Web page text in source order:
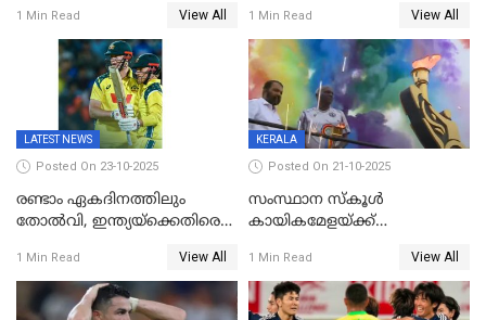
മുൻനായകരുടെ മികവിൽ
ഓസീസിനെതിരെ ഉജ്ജ്വല
1 Min Read View All
ബോയ്സിലും സബ്‌ജൂനിയർ
ഗേൾസിലും റെക്കോർഡോടെ
സ്വർണം, ദേവപ്രിയ 87ലെ
റെക്കോർഡ് തിരുത്തി
1 Min Read View All
LATEST NEWS
Posted On 23-10-2025
രണ്ടാം ഏകദിനത്തിലും
തോൽവി, ഇന്ത്യയ്‌ക്കെതിരെ
1 Min Read View All
KERALA
Posted On 21-10-2025
സംസ്ഥാന സ്കൂൾ
കായികമേളയ്ക്ക്
ഒളിംപിക്‌സിന്റെ ഉദ്‌ഘാടനം
നിർവഹിച്ച് ധനമന്ത്രി K N
ബാലഗോപാൽ;ദീപശിഖ
1 Min Read View All